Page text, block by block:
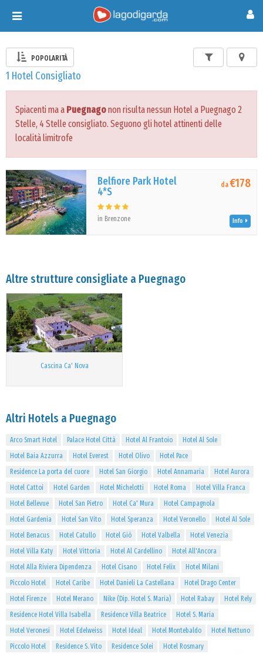
Toggle
navigation
POPOLARITÀ
1 Hotel Consigliato
Spiacenti ma a Puegnagonon risulta nessun Hotel a Puegnago 2
Stelle, 4 Stelle consigliato. Seguono gli hotel attinenti delle
località limitrofe
Belfiore Park Hotel
4*S
in Brenzone
da€178
Info
Altre strutture consigliate a Puegnago
Cascina Ca' Nova
Altri Hotels a Puegnago
Arco Smart Hotel Palace Hotel Città Hotel Al Frantoio
Hotel Al Sole
Hotel Baia Azzurra
Hotel Everest Hotel Olivo
Hotel Pace
Residence La porta del cuore
Hotel San Giorgio Hotel Annamaria
Hotel Aurora
Hotel Cattoi
Hotel Garden Hotel Michelotti Hotel Roma
Hotel Villa Franca
Hotel Bellevue
Hotel San Pietro Hotel Ca' Mura
Hotel Campagnola
Hotel Gardenia
Hotel San Vito Hotel Speranza Hotel Veronello
Hotel Al Sole
Hotel Benacus
Hotel Catullo Hotel Giò Hotel Valbella
Hotel Venezia
Hotel Villa Katy
Hotel Vittoria Hotel Al Cardellino
Hotel All'Ancora
Hotel Alla Riviera Dipendenza
Hotel Cisano Hotel Felix
Hotel Milani
Piccolo Hotel
Hotel Caribe Hotel Danieli La Castellana
Hotel Drago Center
Hotel Firenze
Hotel Merano Nike (Dip. Hotel S. Maria) Hotel Rabay
Hotel Rely
Residence Hotel Villa Isabella
Residence Villa Beatrice
Hotel S. Maria
Hotel Veronesi
Hotel Edelweiss Hotel Ideal Hotel Montebaldo
Hotel Nettuno
Piccolo Hotel
Residence S. Vito Residence Solei
Hotel Rosmary